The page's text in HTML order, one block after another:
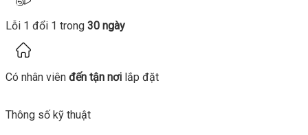
Lỗi 1 đổi 1 trong 30 ngày
Có nhân viên đến tận nơi lắp đặt
Thông số kỹ thuật